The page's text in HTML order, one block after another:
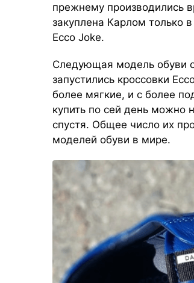
прежнему производились
закуплена Карлом только
Ecco Joke.
Следующая модель обуви
запустились кроссовки
более мягкие, и с более
купить по сей день можно
спустя. Общее число их
моделей обуви в мире.